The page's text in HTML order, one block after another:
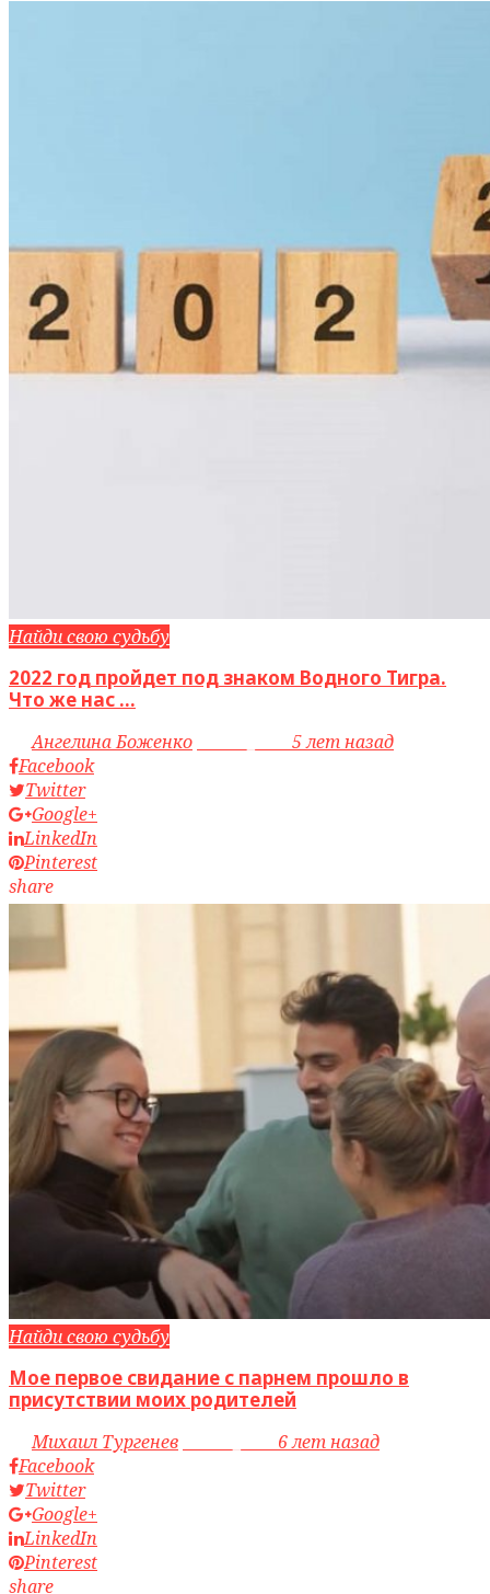
Найди свою судьбу
2022 год пройдет под знаком Водного Тигра.
Что же нас ...
byАнгелина Боженко
5 лет назад
Facebook
Twitter
Google+
LinkedIn
Pinterest
share
Найди свою судьбу
Мое первое свидание с парнем прошло в
присутствии моих родителей
byМихаил Тургенев
6 лет назад
Facebook
Twitter
Google+
LinkedIn
Pinterest
share